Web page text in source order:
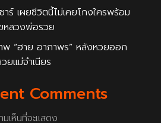
ร์ เผยชีวิตนี้ไม่เคยโกงใครพร้อม
หลวงพ่อรวย
พ “ฮาย อาภาพร” หลังหวยออก
ยแม่จำเนียร
Comments
มเห็นที่จะแสดง